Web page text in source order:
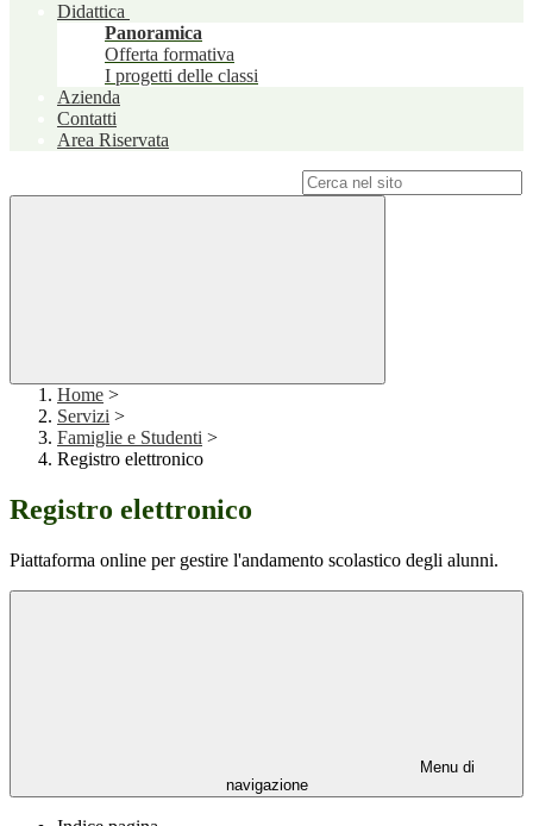
Didattica
Panoramica
Offerta formativa
I progetti delle classi
Azienda
Contatti
Area Riservata
Home >
Servizi >
Famiglie e Studenti >
Registro elettronico
Registro elettronico
Piattaforma online per gestire l'andamento scolastico degli alunni.
Menu di
navigazione